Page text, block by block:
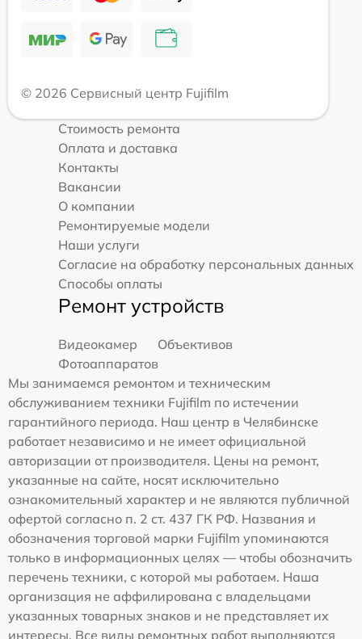
© 2026 Сервисный центр Fujifilm
Стоимость ремонта
Оплата и доставка
Контакты
Вакансии
О компании
Ремонтируемые модели
Наши услуги
Согласие на обработку персональных данных
Способы оплаты
Ремонт устройств
Видеокамер
Объективов
Фотоаппаратов
Мы занимаемся ремонтом и техническим
обслуживанием техники Fujifilm по истечении
гарантийного периода. Наш центр в Челябинске
работает независимо и не имеет официальной
авторизации от производителя. Цены на ремонт,
указанные на сайте, носят исключительно
ознакомительный характер и не являются публичной
офертой согласно п. 2 ст. 437 ГК РФ. Названия и
обозначения торговой марки Fujifilm упоминаются
только в информационных целях — чтобы обозначить
перечень техники, с которой мы работаем. Наша
организация не аффилирована с владельцами
указанных товарных знаков и не представляет их
интересы. Все виды ремонтных работ выполняются